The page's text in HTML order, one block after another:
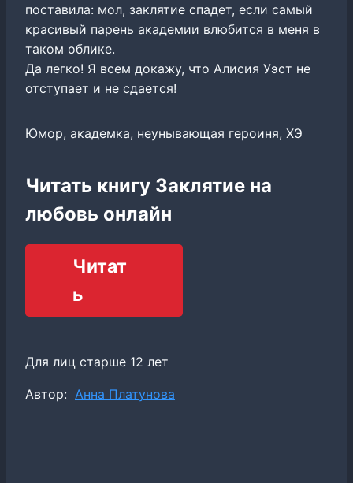
поставила: мол, заклятие спадет, если самый
красивый парень академии влюбится в меня в
таком облике.
Да легко! Я всем докажу, что Алисия Уэст не
отступает и не сдается!
Юмор, академка, неунывающая героиня, ХЭ
Читать книгу Заклятие на
любовь онлайн
Читат
ь
Для лиц старше 12 лет
Метки
Автор: Анна Платунова